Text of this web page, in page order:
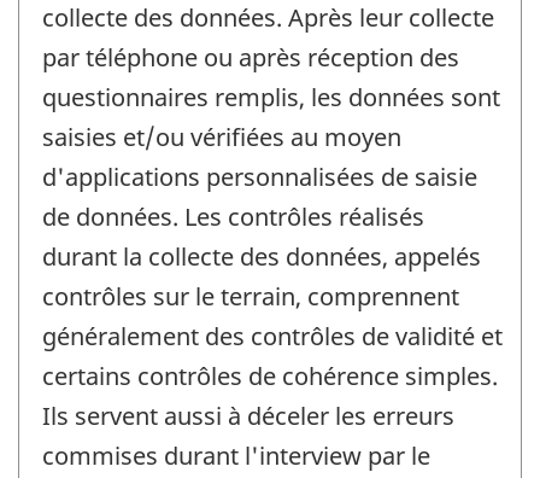
collecte des données. Après leur collecte
par téléphone ou après réception des
questionnaires remplis, les données sont
saisies et/ou vérifiées au moyen
d'applications personnalisées de saisie
de données. Les contrôles réalisés
durant la collecte des données, appelés
contrôles sur le terrain, comprennent
généralement des contrôles de validité et
certains contrôles de cohérence simples.
Ils servent aussi à déceler les erreurs
commises durant l'interview par le